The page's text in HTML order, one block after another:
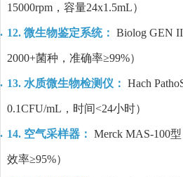
15000rpm，容量24x1.5mL）
12. 微生物鉴定系统： Biolog GEN
2000+菌种，准确率≥99%）
13. 水质微生物检测仪： Hach
0.1CFU/mL，时间<24小时）
14. 空气采样器： Merck MAS-100
效率≥95%）